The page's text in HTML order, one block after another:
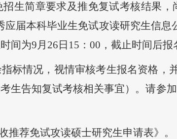
招生简章要求及推免复试考核结果
应届本科毕业生免试攻读研究生信息
间为9月26日15：00，截止时间后报
标情况，视情审核考生报名资格，
生告知复试考核相关事宜）。请参
推荐免试攻读硕士研究生申请表》。